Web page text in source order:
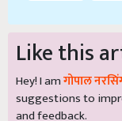
Like this
Hey! I amगोपाल
suggestions to
and feedback.